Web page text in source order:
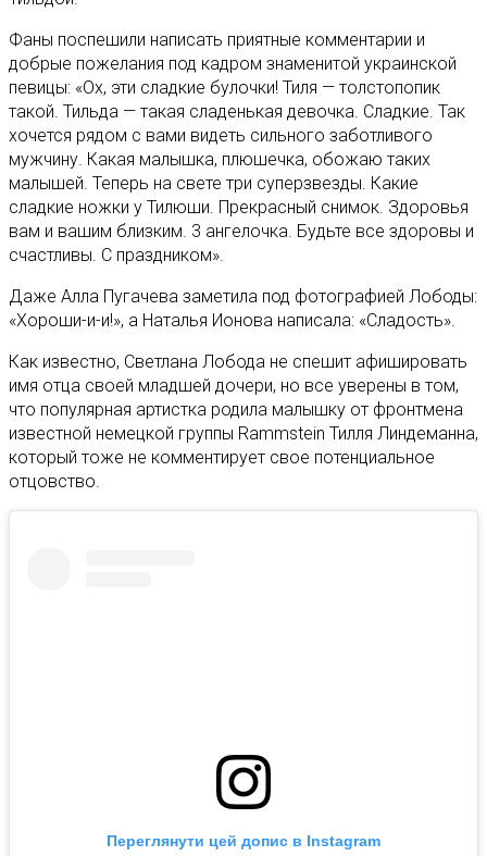
Фаны поспешили написать приятные комментарии и
добрые пожелания под кадром знаменитой украинской
певицы: «Ох, эти сладкие булочки! Тиля — толстопопик
такой. Тильда — такая сладенькая девочка. Сладкие. Так
хочется рядом с вами видеть сильного заботливого
мужчину. Какая малышка, плюшечка, обожаю таких
малышей. Теперь на свете три суперзвезды. Какие
сладкие ножки у Тилюши. Прекрасный снимок. Здоровья
вам и вашим близким. 3 ангелочка. Будьте все здоровы и
счастливы. С праздником».
Даже Алла Пугачева заметила под фотографией Лободы:
«Хороши-и-и!», а Наталья Ионова написала: «Сладость».
Как известно, Светлана Лобода не спешит афишировать
имя отца своей младшей дочери, но все уверены в том,
что популярная артистка родила малышку от фронтмена
известной немецкой группы Rammstein Тилля Линдеманна,
который тоже не комментирует свое потенциальное
отцовство.
Переглянути цей допис в Instagram